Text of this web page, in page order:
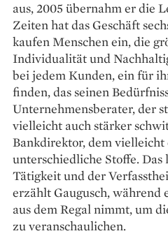
aus, 2005 übernahm er die
Zeiten hat das Geschäft
kaufen Menschen ein, die
Individualität und
bei jedem Kunden, ein für
finden, das seinen
Unternehmensberater, der
vielleicht auch stärker
Bankdirektor, dem
unterschiedliche Stoffe.
Tätigkeit und der
erzählt Gaugusch, während
aus dem Regal nimmt, um
zu veranschaulichen.